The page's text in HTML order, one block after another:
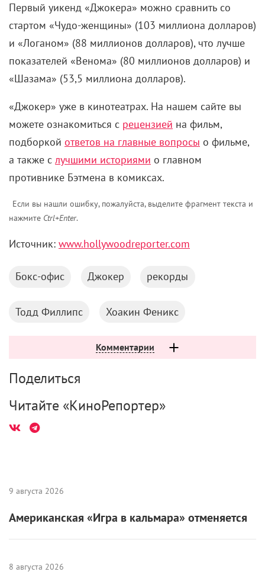
Первый уикенд «Джокера» можно сравнить со
стартом «Чудо-женщины» (103 миллиона долларов)
и «Логаном» (88 миллионов долларов), что лучше
показателей «Венома» (80 миллионов долларов) и
«Шазама» (53,5 миллиона долларов).
«Джокер» уже в кинотеатрах. На нашем сайте вы
можете ознакомиться с рецензией на фильм,
подборкой ответов на главные вопросы о фильме,
а также с лучшими историями о главном
противнике Бэтмена в комиксах.
Если вы нашли ошибку, пожалуйста, выделите фрагмент текста и
нажмите Ctrl+Enter.
Источник: www.hollywoodreporter.com
Бокс-офис Джокер рекорды
Тодд Филлипс Хоакин Феникс
Комментарии
Поделиться
Читайте «КиноРепортер»
9 августа 2026
Американская «Игра в кальмара» отменяется
8 августа 2026